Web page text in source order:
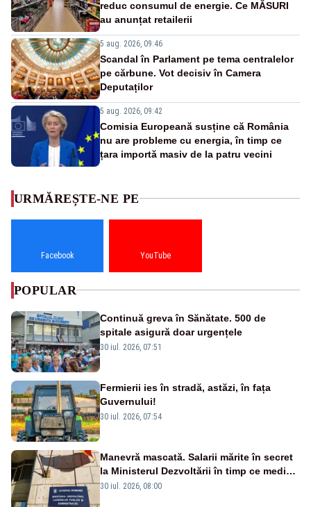
reduc consumul de energie. Ce MĂSURI
au anunțat retailerii
5 aug. 2026, 09:46
Scandal în Parlament pe tema centralelor
pe cărbune. Vot decisiv în Camera
Deputaților
5 aug. 2026, 09:42
Comisia Europeană susține că România
nu are probleme cu energia, în timp ce
țara importă masiv de la patru vecini
URMĂREȘTE-NE PE
Facebook YouTube
POPULAR
Continuă greva în Sănătate. 500 de
spitale asigură doar urgențele
30 iul. 2026, 07:51
Fermierii ies în stradă, astăzi, în fața
Guvernului!
30 iul. 2026, 07:54
Manevră mascată. Salarii mărite în secret
la Ministerul Dezvoltării în timp ce medicii
ies în stradă
30 iul. 2026, 08:00